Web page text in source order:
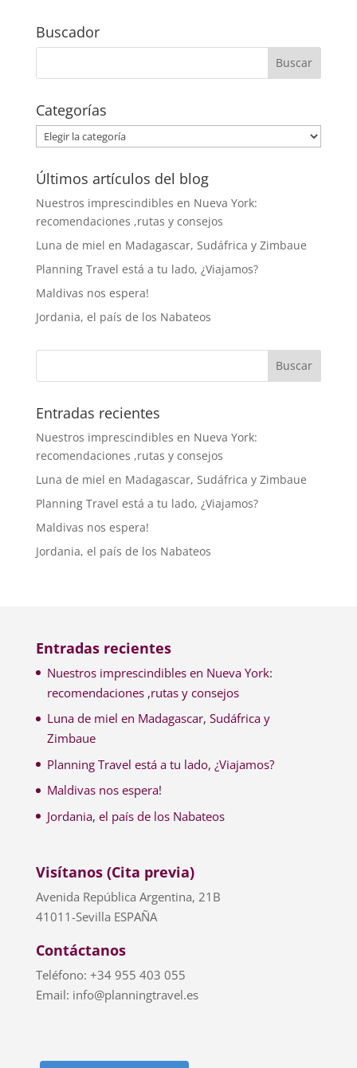
Buscador
Categorías
Categorías
Últimos artículos del blog
Nuestros imprescindibles en Nueva York:
recomendaciones ,rutas y consejos
Luna de miel en Madagascar, Sudáfrica y Zimbaue
Planning Travel está a tu lado, ¿Viajamos?
Maldivas nos espera!
Jordania, el país de los Nabateos
Entradas recientes
Nuestros imprescindibles en Nueva York:
recomendaciones ,rutas y consejos
Luna de miel en Madagascar, Sudáfrica y Zimbaue
Planning Travel está a tu lado, ¿Viajamos?
Maldivas nos espera!
Jordania, el país de los Nabateos
Entradas recientes
Nuestros imprescindibles en Nueva York:
recomendaciones ,rutas y consejos
Luna de miel en Madagascar, Sudáfrica y
Zimbaue
Planning Travel está a tu lado, ¿Viajamos?
Maldivas nos espera!
Jordania, el país de los Nabateos
Visítanos (Cita previa)
Avenida República Argentina, 21B
41011-Sevilla ESPAÑA
Contáctanos
Teléfono: +34 955 403 055
Email: info@planningtravel.es